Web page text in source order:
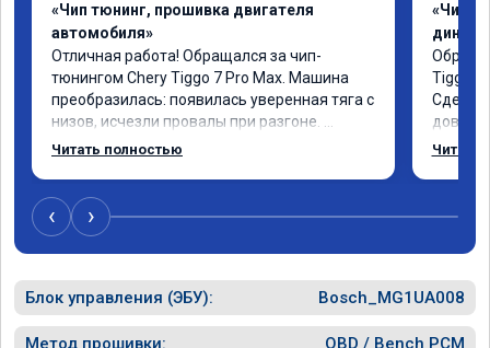
«Чип тюнинг, прошивка двигателя
автомобиля»
Отличная работа! Обращался за чип-
тюнингом Chery Tiggo 7 Pro Max. Машина
преобразилась: появилась уверенная тяга с
низов, исчезли провалы при разгоне.
Расход в спокойном режиме даже немного
всем, кто сомневается.
Читать полностью
«Чип
Tiggo 7
Читать
‹ ›
Блок управления (ЭБУ): Bosch_MG1UA008
Метод прошивки: OBD / Bench PCM